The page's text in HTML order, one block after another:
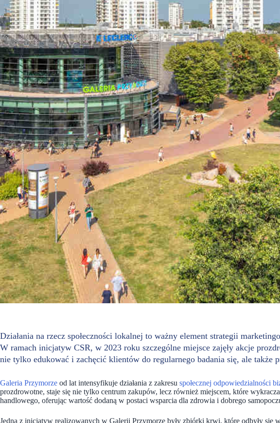
Działania na rzecz społeczności lokalnej to ważny element strategii
W ramach inicjatyw CSR, w 2023 roku szczególne miejsce zajęły akcje
nie tylko edukować i zachęcić klientów do regularnego badania się, ale także
Galeria Przymorze od lat intensyfikuje działania z zakresu społecznej odpowiedzialności
prozdrowotne, staje się nie tylko centrum zakupów, lecz również miejscem, które
handlowego, oferując wartość dodaną w postaci wsparcia dla zdrowia i dobrego
Jedną z inicjatyw realizowanych w Galerii Przymorze były zbiórki krwi, które odbyły się